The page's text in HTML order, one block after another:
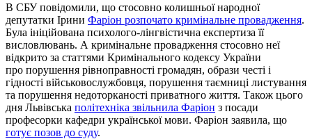
В СБУ повідомили, що стосовно колишньої народної
депутатки Ірини Фаріон розпочато кримінальне провадження.
Була ініційована психолого-лінгвістична експертиза її
висловлювань. А кримінальне провадження стосовно неї
відкрито за статтями Кримінального кодексу України
про порушення рівноправності громадян, образи честі і
гідності військовослужбовця, порушення таємниці листування
та порушення недоторканості приватного життя. Також цього
дня Львівська політехніка звільнила Фаріон з посади
професорки кафедри української мови. Фаріон заявила, що
готує позов до суду.